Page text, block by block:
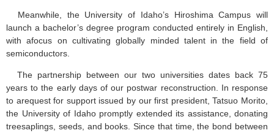
Meanwhile, the University of Idaho’s Hiroshima Campus will
launch a bachelor’s degree program conducted entirely in English,
with afocus on cultivating globally minded talent in the field of
semiconductors.
The partnership between our two universities dates back 75
years to the early days of our postwar reconstruction. In response
to arequest for support issued by our first president, Tatsuo Morito,
the University of Idaho promptly extended its assistance, donating
treesaplings, seeds, and books. Since that time, the bond between